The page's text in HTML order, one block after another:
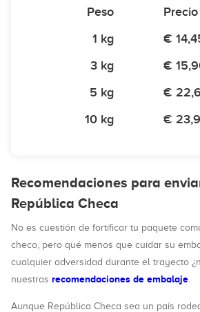
Peso
Precio
1 kg
€
3 kg
€
5 kg
€
10 kg
€
Recomendaciones para
República Checa
No es cuestión de fortificar tu paquete
checo, pero qué menos que cuidar su
cualquier adversidad durante el trayecto
nuestras recomendaciones de embalaje.
Aunque República Checa sea un país